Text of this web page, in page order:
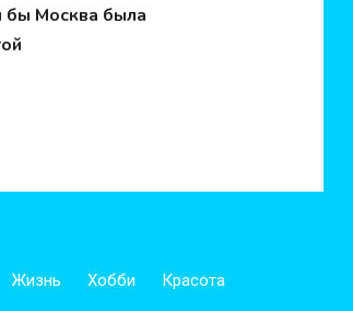
бы Москва была
Жизнь Хобби Красота